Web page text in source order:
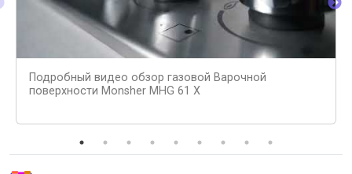
Подробный видео обзор газовой Варочной
поверхности Monsher MHG 61 X